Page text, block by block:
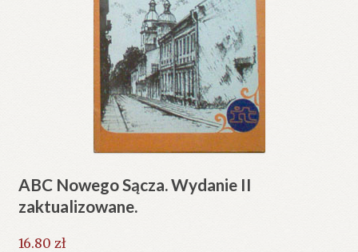
ABC Nowego Sącza. Wydanie II
zaktualizowane.
16.80 zł